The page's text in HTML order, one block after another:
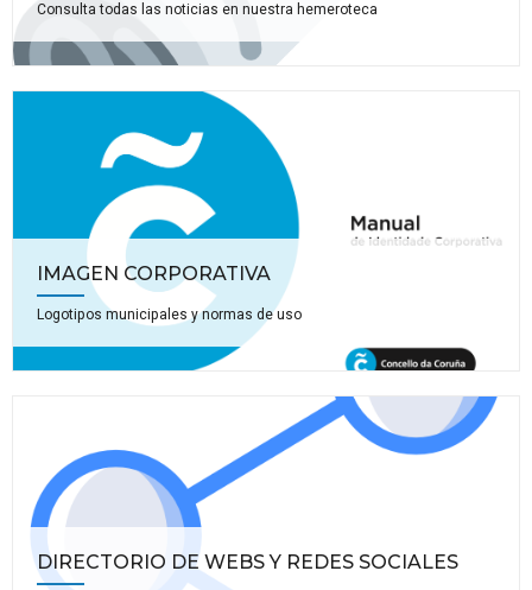
Consulta todas las noticias en nuestra hemeroteca
IMAGEN CORPORATIVA
Logotipos municipales y normas de uso
DIRECTORIO DE WEBS Y REDES SOCIALES